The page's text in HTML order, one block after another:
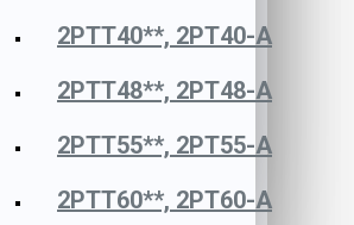
2РТТ40**, 2РТ40-А
2РТТ48**, 2РТ48-А
2РТТ55**, 2РТ55-А
2РТТ60**, 2РТ60-А